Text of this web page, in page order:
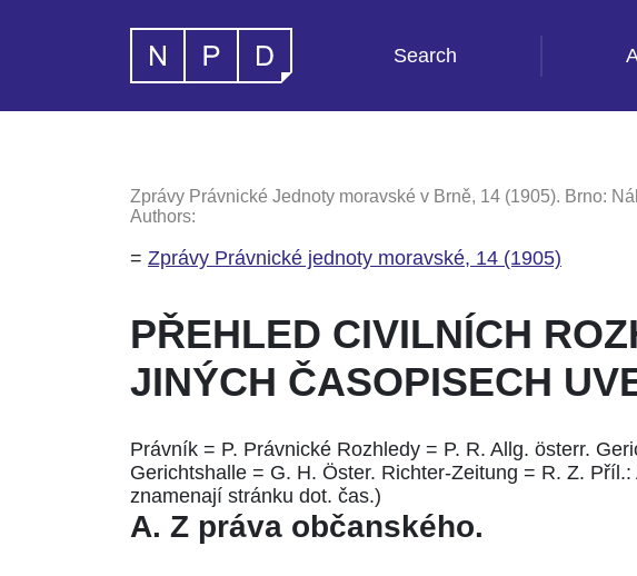
Search
Zprávy Právnické Jednoty moravské v Brně, 14 (1905). Brno:
Authors:
= Zprávy Právnické jednoty moravské, 14 (1905)
PŘEHLED CIVILNÍCH
JINÝCH ČASOPISECH
Právník = P. Právnické Rozhledy = P. R. Allg. österr.
Gerichtshalle = G. H. Öster. Richter-Zeitung = R. Z.
znamenají stránku dot. čas.)
A. Z práva občanského.